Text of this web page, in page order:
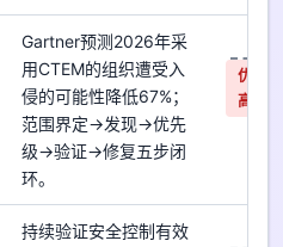
Gartner预测2026年采
用CTEM的组织遭受入
侵的可能性降低67%；
范围界定→发现→优先
级→验证→修复五步闭
环。
优先
高
持续验证安全控制有效